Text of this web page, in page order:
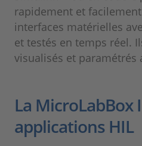
rapidement et
interfaces matérielles
et testés en temps réel.
visualisés et paramétrés
La MicroLabBox
applications HIL